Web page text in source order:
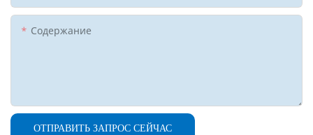
Содержание
ОТПРАВИТЬ ЗАПРОС СЕЙЧАС